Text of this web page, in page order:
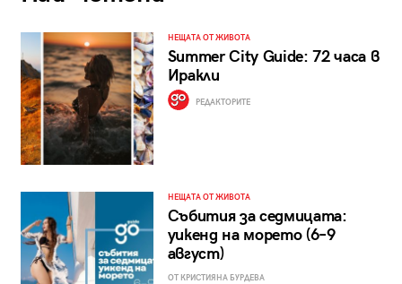
НЕЩАТА ОТ ЖИВОТА
Summer City Guide: 72 часа в
Иракли
РЕДАКТОРИТЕ
НЕЩАТА ОТ ЖИВОТА
Събития за седмицата:
уикенд на морето (6–9
август)
ОТ КРИСТИЯНА БУРДЕВА